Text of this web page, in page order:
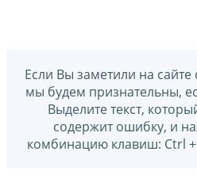
Если Вы заметили на сайте
мы будем признательны,
Выделите текст,
содержит ошибку, и
комбинацию клавиш: Ctrl